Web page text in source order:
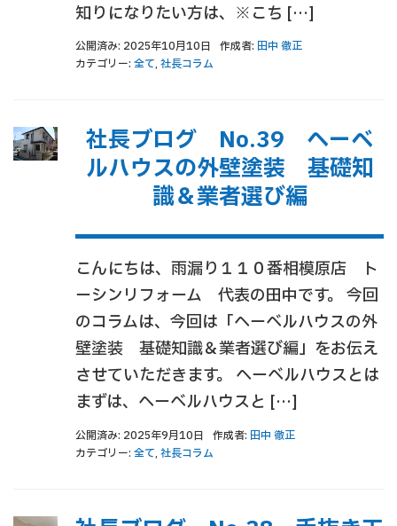
知りになりたい方は、※こち […]
公開済み: 2025年10月10日 作成者: 田中 徹正
カテゴリー: 全て, 社長コラム
社長ブログ No.39 ヘーベ
ルハウスの外壁塗装 基礎知
識＆業者選び編
こんにちは、雨漏り１１０番相模原店 ト
ーシンリフォーム 代表の田中です。 今回
のコラムは、今回は「ヘーベルハウスの外
壁塗装 基礎知識＆業者選び編」をお伝え
させていただきます。 ヘーベルハウスとは
まずは、ヘーベルハウスと […]
公開済み: 2025年9月10日 作成者: 田中 徹正
カテゴリー: 全て, 社長コラム